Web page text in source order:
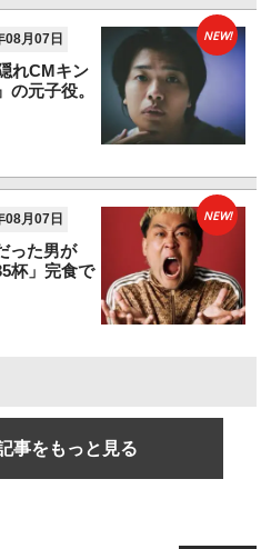
08月07日
れCMキン
の元子役。
NEW!
08月07日
った男が
杯」完食で
NEW!
事をもっと見る